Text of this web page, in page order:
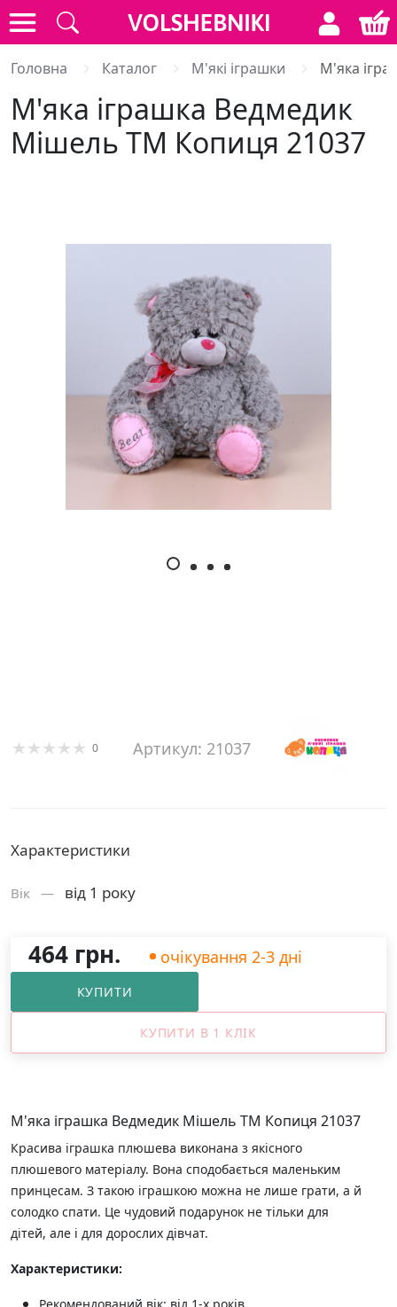
Головна Каталог М'які іграшки М'яка
М'яка іграшка Ведмедик
Мішель ТМ Копиця 21037
0 Артикул: 21037
Характеристики
Вік — від 1 року
464 грн. очікування 2-3 дні
КУПИТИ
КУПИТИ В 1 КЛІК
М'яка іграшка Ведмедик Мішель ТМ Копиця 21037
Красива іграшка плюшева виконана з якісного
плюшевого матеріалу. Вона сподобається маленьким
принцесам. З такою іграшкою можна не лише грати, а й
солодко спати. Це чудовий подарунок не тільки для
дітей, але і для дорослих дівчат.
Характеристики: